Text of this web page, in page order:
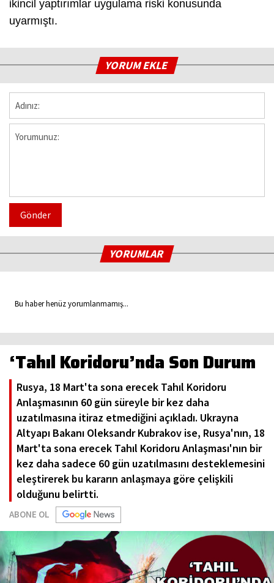
ikincil yaptırımlar uygulama riski konusunda
uyarmıştı.
YORUM EKLE
Gönder
YORUMLAR
Bu haber henüz yorumlanmamış...
‘Tahıl Koridoru’nda Son Durum
Rusya, 18 Mart'ta sona erecek Tahıl Koridoru
Anlaşmasının 60 gün süreyle bir kez daha
uzatılmasına itiraz etmediğini açıkladı. Ukrayna
Altyapı Bakanı Oleksandr Kubrakov ise, Rusya'nın, 18
Mart'ta sona erecek Tahıl Koridoru Anlaşması'nın bir
kez daha sadece 60 gün uzatılmasını desteklemesini
eleştirerek bu kararın anlaşmaya göre çelişkili
olduğunu belirtti.
ABONE OL